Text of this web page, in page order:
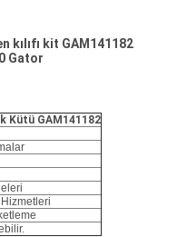
kılıfı kit GAM141182
Gator
Kütü GAM141182